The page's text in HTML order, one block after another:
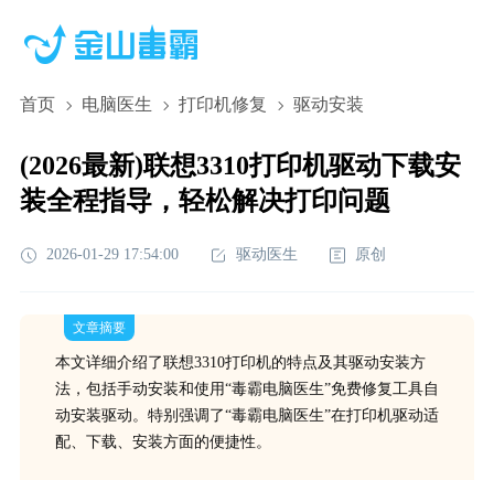
首页 电脑医生 打印机修复 驱动安装
(2026最新)联想3310打印机驱动下载安
装全程指导，轻松解决打印问题
2026-01-29 17:54:00 驱动医生 原创
文章摘要
本文详细介绍了联想3310打印机的特点及其驱动安装方
法，包括手动安装和使用“毒霸电脑医生”免费修复工具自
动安装驱动。特别强调了“毒霸电脑医生”在打印机驱动适
配、下载、安装方面的便捷性。